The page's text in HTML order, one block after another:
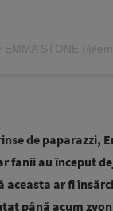
de paparazzi,
fanii au început
aceasta ar fi
până acum